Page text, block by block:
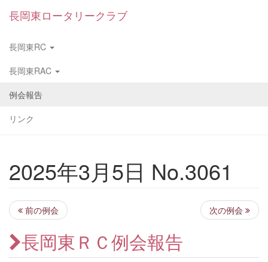
長岡東ロータリークラブ
長岡東RC
長岡東RAC
例会報告
リンク
2025年3月5日 No.3061
前の例会 次の例会
長岡東ＲＣ例会報告